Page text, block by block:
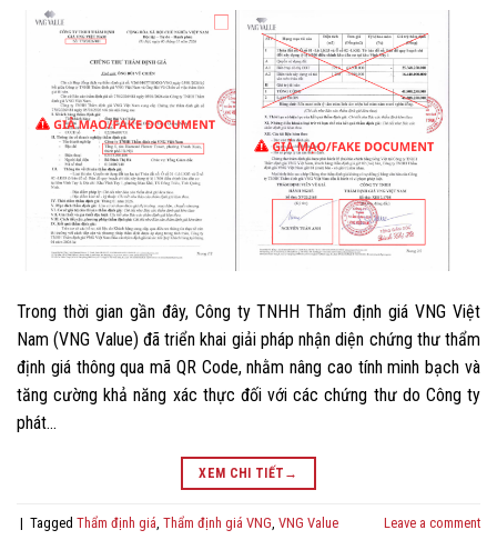
Trong thời gian gần đây, Công ty TNHH Thẩm định giá VNG Việt
Nam (VNG Value) đã triển khai giải pháp nhận diện chứng thư thẩm
định giá thông qua mã QR Code, nhằm nâng cao tính minh bạch và
tăng cường khả năng xác thực đối với các chứng thư do Công ty
phát…
XEM CHI TIẾT →
| Tagged Thẩm định giá Thẩm định giá VNG VNG Value Leave a comment